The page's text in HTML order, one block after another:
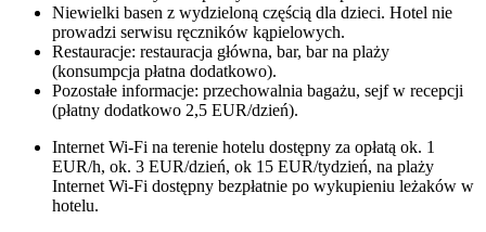
Niewielki basen z wydzieloną częścią dla dzieci. Hotel nie
prowadzi serwisu ręczników kąpielowych.
Restauracje: restauracja główna, bar, bar na plaży
(konsumpcja płatna dodatkowo).
Pozostałe informacje: przechowalnia bagażu, sejf w recepcji
(płatny dodatkowo 2,5 EUR/dzień).
Internet Wi-Fi na terenie hotelu dostępny za opłatą ok. 1
EUR/h, ok. 3 EUR/dzień, ok 15 EUR/tydzień, na plaży
Internet Wi-Fi dostępny bezpłatnie po wykupieniu leżaków w
hotelu.